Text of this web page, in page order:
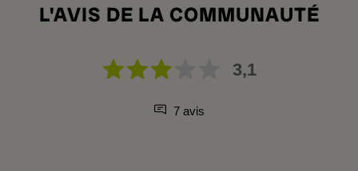
L'AVIS DE LA COMMUNAUTÉ
3,1
7 avis